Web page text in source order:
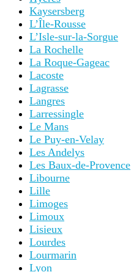
Kaysersberg
L’Île-Rousse
L’Isle-sur-la-Sorgue
La Rochelle
La Roque-Gageac
Lacoste
Lagrasse
Langres
Larressingle
Le Mans
Le Puy-en-Velay
Les Andelys
Les Baux-de-Provence
Libourne
Lille
Limoges
Limoux
Lisieux
Lourdes
Lourmarin
Lyon